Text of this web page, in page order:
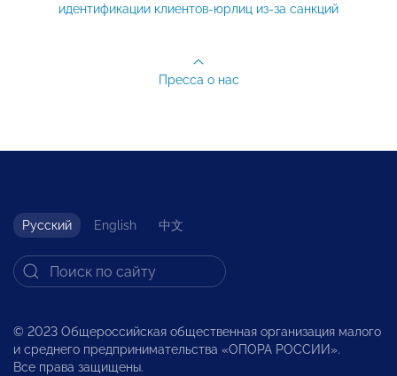
идентификации клиентов-юрлиц из-за санкций
Пресса о нас
Русский English 中文
© 2023 Общероссийская общественная организация малого
и среднего предпринимательства «ОПОРА РОССИИ».
Все права защищены.